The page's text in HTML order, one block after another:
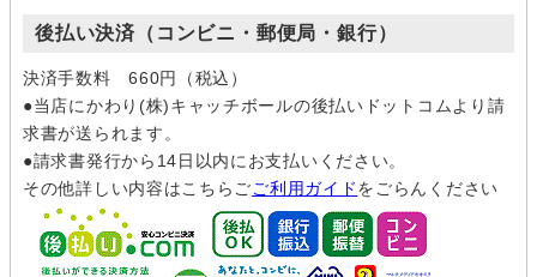
後払い決済（コンビニ・郵便局・銀行）
決済手数料 660円（税込）
●当店にかわり(株)キャッチボールの後払いドットコムより請
求書が送られます。
●請求書発行から14日以内にお支払いください。
その他詳しい内容はこちらごご利用ガイドをごらんください